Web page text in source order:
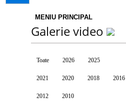
MENIU PRINCIPAL
Galerie video
Toate 2026 2025
2021 2020 2018 2016
2012 2010